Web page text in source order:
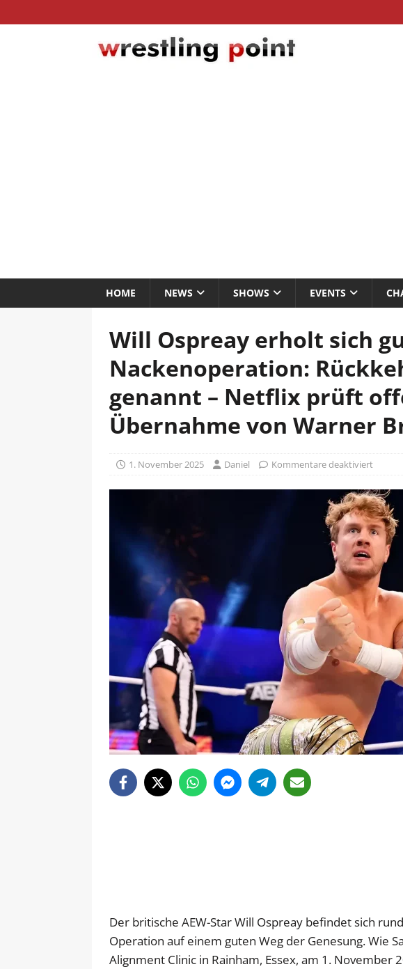
HOME NEWS SHOWS EVENTS
Will Ospreay erholt sich
Nackenoperation:
genannt – Netflix prüft
Übernahme von Warner
1. November 2025 Daniel Kommentare deaktiviert
Der britische AEW-Star Will Ospreay befindet sich
Operation auf einem guten Weg der Genesung. Wie
Alignment Clinic in Rainham, Essex, am 1.